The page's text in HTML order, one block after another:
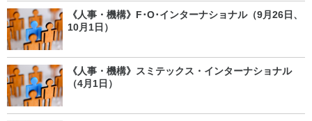
《人事・機構》F･O･インターナショナル（9月26日、
10月1日）
《人事・機構》スミテックス・インターナショナル
（4月1日）